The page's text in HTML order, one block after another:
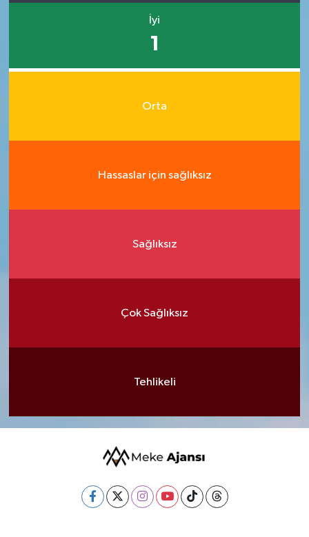
İyi
1
Orta
Hassaslar için sağlıksız
Sağlıksız
Çok Sağlıksız
Tehlikeli